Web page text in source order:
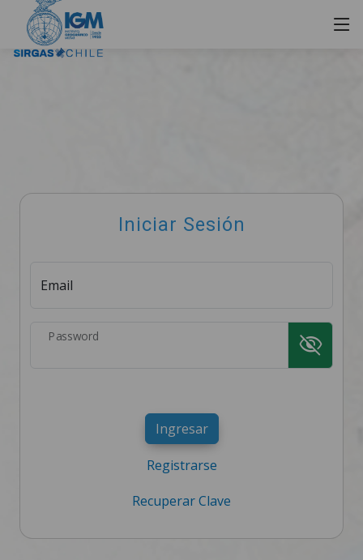
Iniciar Sesión
Email
Password visibility_off
Ingresar
Registrarse
Recuperar Clave